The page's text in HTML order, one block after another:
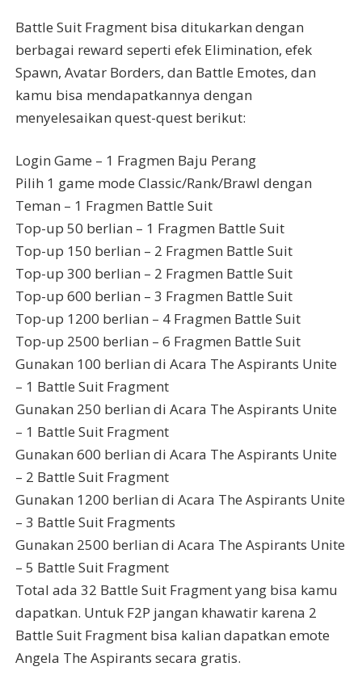
Battle Suit Fragment bisa ditukarkan dengan
berbagai reward seperti efek Elimination, efek
Spawn, Avatar Borders, dan Battle Emotes, dan
kamu bisa mendapatkannya dengan
menyelesaikan quest-quest berikut:
Login Game – 1 Fragmen Baju Perang
Pilih 1 game mode Classic/Rank/Brawl dengan
Teman – 1 Fragmen Battle Suit
Top-up 50 berlian – 1 Fragmen Battle Suit
Top-up 150 berlian – 2 Fragmen Battle Suit
Top-up 300 berlian – 2 Fragmen Battle Suit
Top-up 600 berlian – 3 Fragmen Battle Suit
Top-up 1200 berlian – 4 Fragmen Battle Suit
Top-up 2500 berlian – 6 Fragmen Battle Suit
Gunakan 100 berlian di Acara The Aspirants Unite
– 1 Battle Suit Fragment
Gunakan 250 berlian di Acara The Aspirants Unite
– 1 Battle Suit Fragment
Gunakan 600 berlian di Acara The Aspirants Unite
– 2 Battle Suit Fragment
Gunakan 1200 berlian di Acara The Aspirants Unite
– 3 Battle Suit Fragments
Gunakan 2500 berlian di Acara The Aspirants Unite
– 5 Battle Suit Fragment
Total ada 32 Battle Suit Fragment yang bisa kamu
dapatkan. Untuk F2P jangan khawatir karena 2
Battle Suit Fragment bisa kalian dapatkan emote
Angela The Aspirants secara gratis.